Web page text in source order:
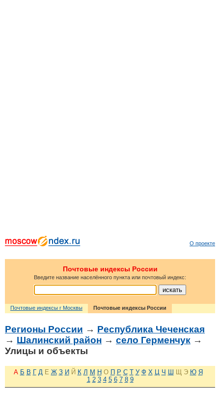
О проекте
Почтовые индексы России
Введите название населённого пункта или почтовый индекс:
Почтовые индексы г Москвы Почтовые индексы России
Регионы России → Республика Чеченская
→ Шалинский район → село Герменчук →
Улицы и объекты
А Б В Г Д Е Ж З И Й К Л М Н О П Р С Т У Ф Х Ц Ч Ш Щ Э Ю Я
1 2 3 4 5 6 7 8 9